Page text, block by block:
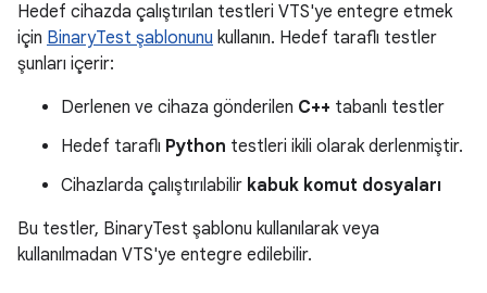
Hedef cihazda çalıştırılan testleri VTS'ye entegre etmek
için BinaryTest şablonunu kullanın. Hedef taraflı testler
şunları içerir:
Derlenen ve cihaza gönderilen C++ tabanlı testler
Hedef taraflı Python testleri ikili olarak derlenmiştir.
Cihazlarda çalıştırılabilir kabuk komut dosyaları
Bu testler, BinaryTest şablonu kullanılarak veya
kullanılmadan VTS'ye entegre edilebilir.